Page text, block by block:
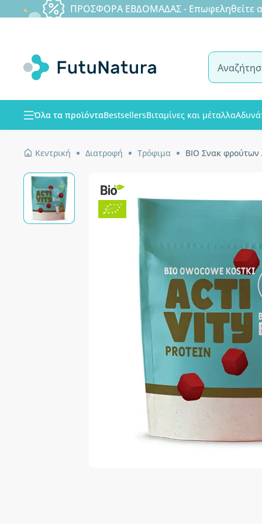
ΠΡΟΣΦΟΡΑ ΕΒΔΟΜΑΔΑΣ - Επωφεληθείτε
Όλα τα προϊόνταBestsellersΒιταμίνες και μέταλλα
Κεντρική Διατροφή Τρόφιμα ΒΙΟ Σνακ φρούτων